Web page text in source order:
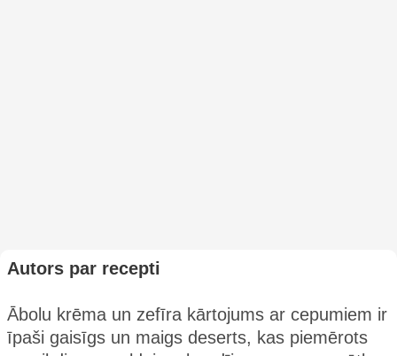
Autors par recepti
Ābolu krēma un zefīra kārtojums ar cepumiem ir
īpaši gaisīgs un maigs deserts, kas piemērots